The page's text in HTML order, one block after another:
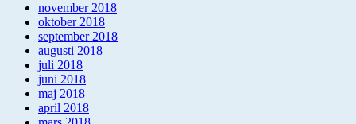
november 2018
oktober 2018
september 2018
augusti 2018
juli 2018
juni 2018
maj 2018
april 2018